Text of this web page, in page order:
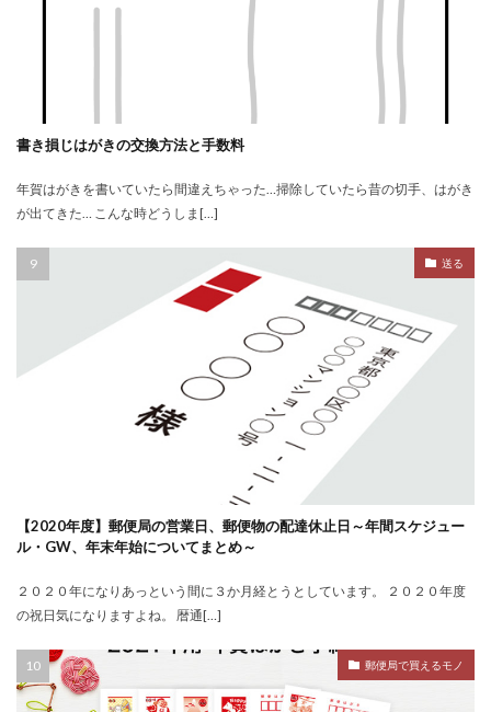
書き損じはがきの交換方法と手数料
年賀はがきを書いていたら間違えちゃった…掃除していたら昔の切手、はがき
が出てきた… こんな時どうしま[…]
送る
【2020年度】郵便局の営業日、郵便物の配達休止日～年間スケジュー
ル・GW、年末年始についてまとめ～
２０２０年になりあっという間に３か月経とうとしています。 ２０２０年度
の祝日気になりますよね。 暦通[…]
郵便局で買えるモノ